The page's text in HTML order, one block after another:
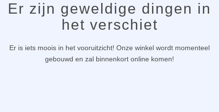
Er zijn geweldige dingen in
het verschiet
Er is iets moois in het vooruitzicht! Onze winkel wordt momenteel
gebouwd en zal binnenkort online komen!